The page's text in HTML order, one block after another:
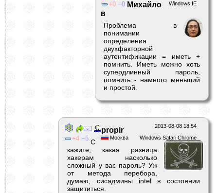
Windows IE
0 0 Михайло
в
Проблема в
понимании
определения
двухфакторной
аутентификации = иметь +
помнить. Иметь можно хоть
супердлинный пароль,
помнить - намного меньший
и простой.
2013-08-08 18:54
Windows Safari Chrome
Москва
4 5
propir
С
кажите, какая разница
хакерам насколько
сложный у вас пароль? Уж
от метода перебора,
думаю, сисадмины intel в состоянии
защититься.